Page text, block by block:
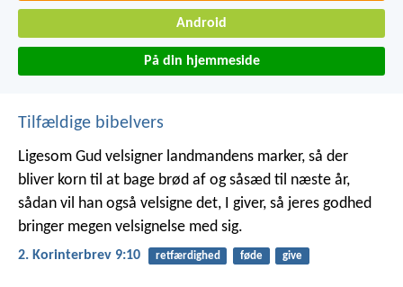
Android
På din hjemmeside
Tilfældige bibelvers
Ligesom Gud velsigner landmandens marker, så der
bliver korn til at bage brød af og såsæd til næste år,
sådan vil han også velsigne det, I giver, så jeres godhed
bringer megen velsignelse med sig.
2. Korinterbrev 9:10 retfærdighed føde give